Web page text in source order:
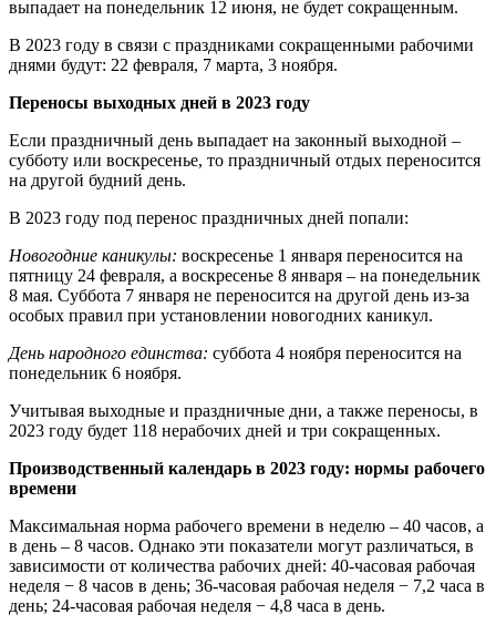
выпадает на понедельник 12 июня, не будет сокращенным.
В 2023 году в связи с праздниками сокращенными рабочими
днями будут: 22 февраля, 7 марта, 3 ноября.
Переносы выходных дней в 2023 году
Если праздничный день выпадает на законный выходной –
субботу или воскресенье, то праздничный отдых переносится
на другой будний день.
В 2023 году под перенос праздничных дней попали:
Новогодние каникулы: воскресенье 1 января переносится на
пятницу 24 февраля, а воскресенье 8 января – на понедельник
8 мая. Суббота 7 января не переносится на другой день из-за
особых правил при установлении новогодних каникул.
День народного единства: суббота 4 ноября переносится на
понедельник 6 ноября.
Учитывая выходные и праздничные дни, а также переносы, в
2023 году будет 118 нерабочих дней и три сокращенных.
Производственный календарь в 2023 году: нормы рабочего
времени
Максимальная норма рабочего времени в неделю – 40 часов, а
в день – 8 часов. Однако эти показатели могут различаться, в
зависимости от количества рабочих дней: 40-часовая рабочая
неделя − 8 часов в день; 36-часовая рабочая неделя − 7,2 часа в
день; 24-часовая рабочая неделя − 4,8 часа в день.